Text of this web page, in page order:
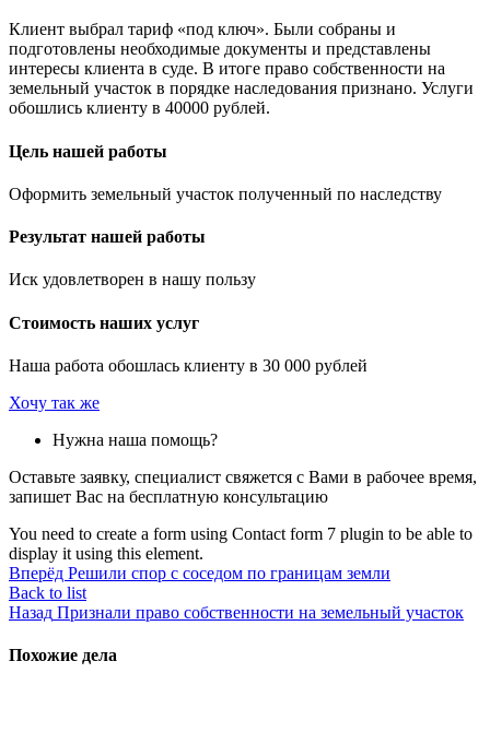
Клиент выбрал тариф «под ключ». Были собраны и
подготовлены необходимые документы и представлены
интересы клиента в суде. В итоге право собственности на
земельный участок в порядке наследования признано. Услуги
обошлись клиенту в 40000 рублей.
Цель нашей работы
Оформить земельный участок полученный по наследству
Результат нашей работы
Иск удовлетворен в нашу пользу
Стоимость наших услуг
Наша работа обошлась клиенту в 30 000 рублей
Хочу так же
Нужна наша помощь?
Оставьте заявку, специалист свяжется с Вами в рабочее время,
запишет Вас на бесплатную консультацию
You need to create a form using Contact form 7 plugin to be able to
display it using this element.
Вперёд Решили спор с соседом по границам земли
Back to list
Назад Признали право собственности на земельный участок
Похожие дела